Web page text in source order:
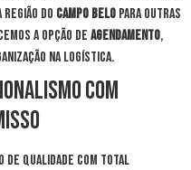
região do Campo Belo para outras
a opção de agendamento,
na logística.
com
de qualidade com total